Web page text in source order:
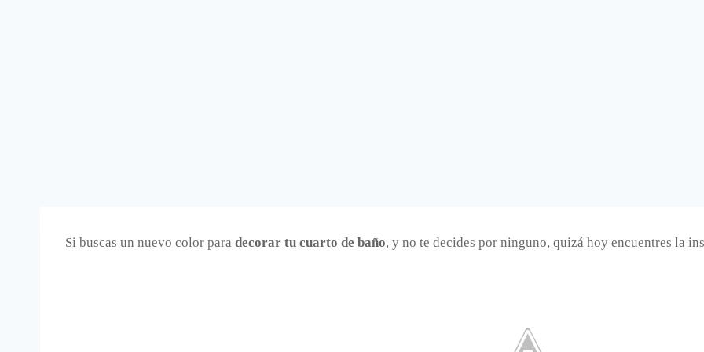
Si buscas un nuevo color para decorar tu cuarto de baño, y no te decides por ninguno, quizá hoy encuentres la